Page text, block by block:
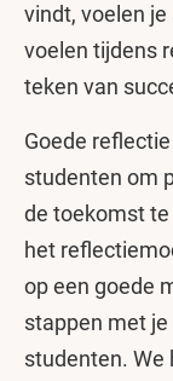
vindt, voelen
voelen tijdens
teken van
Goede
studenten om
de toekomst
het
op een goede
stappen met je
studenten. We